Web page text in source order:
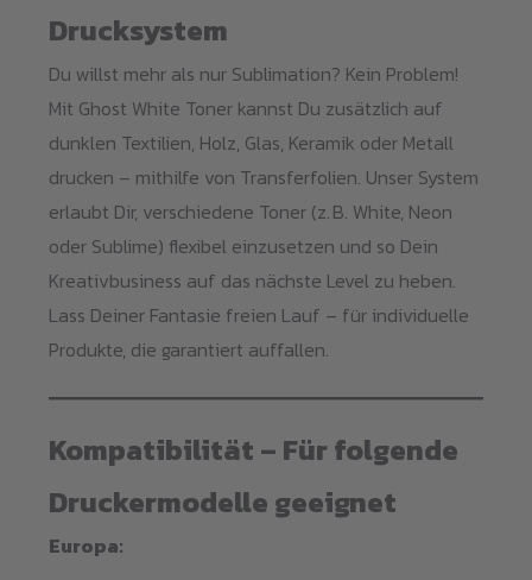
Drucksystem
Du willst mehr als nur Sublimation? Kein Problem!
Mit Ghost White Toner kannst Du zusätzlich auf
dunklen Textilien, Holz, Glas, Keramik oder Metall
drucken – mithilfe von Transferfolien. Unser System
erlaubt Dir, verschiedene Toner (z. B. White, Neon
oder Sublime) flexibel einzusetzen und so Dein
Kreativbusiness auf das nächste Level zu heben.
Lass Deiner Fantasie freien Lauf – für individuelle
Produkte, die garantiert auffallen.
Kompatibilität – Für folgende
Druckermodelle geeignet
Europa: